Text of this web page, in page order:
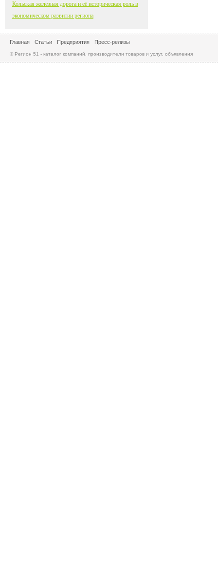
Кольская железная дорога и её историческая роль в
экономическом развитии региона
Главная Статьи Предприятия Пресс-релизы
© Регион 51 - каталог компаний, производители товаров и услуг, объявления